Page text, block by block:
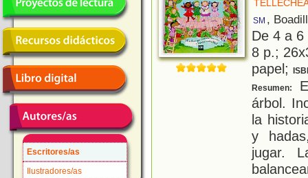
Escritores/as
Ilustradores/as
SM ,
De 4 a
8 p.;
papel;
Resumen:
árbol.
la
y
jugar.